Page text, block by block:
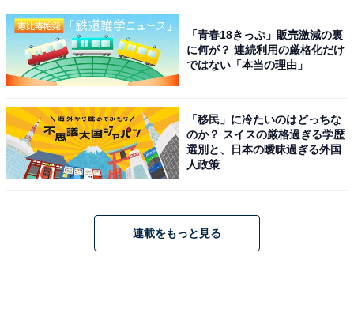
督を務めたティムール・ベクマンベトフがプロデューサ
ーとして関わっていた、「全編がPC上で展開する」特異
な表現で話題を集め、高い評価を得た『search／サー
チ』 でした。
「青春18きっぷ」販売激減の裏
に何が？ 連続利用の厳格化だけ
ではない「本当の理由」
「移民」に冷たいのはどっちな
のか？ スイスの厳格過ぎる学歴
選別と、日本の曖昧過ぎる外国
人政策
連載をもっと見る